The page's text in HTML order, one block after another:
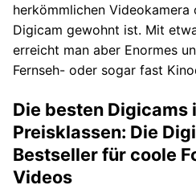
herkömmlichen Videokamera
Digicam gewohnt ist. Mit
erreicht man aber Enormes
Fernseh- oder sogar fast
Die besten Digicams
Preisklassen: Die
Bestseller für coole
Videos